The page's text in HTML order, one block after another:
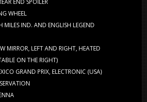
END SPOILER
WHEEL
MILES IND. AND ENGLISH LEGEND
MIRROR, LEFT AND RIGHT, HEATED
ON THE RIGHT)
GRAND PRIX, ELECTRONIC (USA)